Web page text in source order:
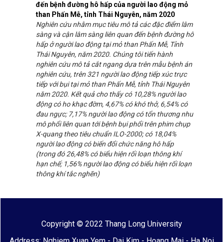
đến bệnh đường hô hấp của người lao động mỏ
than Phấn Mễ, tỉnh Thái Nguyên, năm 2020
Nghiên cứu nhằm mục tiêu mô tả các đặc điểm lâm
sàng và cận lâm sàng liên quan đến bệnh đường hô
hấp ở người lao động tại mỏ than Phấn Mễ, Tỉnh
Thái Nguyên, năm 2020. Chúng tôi tiến hành
nghiên cứu mô tả cắt ngang dựa trên mẫu bệnh án
nghiên cứu, trên 321 người lao động tiếp xúc trực
tiếp với bụi tại mỏ than Phấn Mễ, tỉnh Thái Nguyên
năm 2020. Kết quả cho thấy có 10,28% người lao
động có ho khạc đờm, 4,67% có khó thở, 6,54% có
đau ngực; 7,17% người lao động có tổn thương nhu
mô phổi liên quan tới bệnh bụi phổi trên phim chụp
X-quang theo tiêu chuẩn ILO-2000; có 18,04%
người lao động có biến đổi chức năng hô hấp
(trong đó 26,48% có biểu hiện rối loạn thông khí
hạn chế; 1,56% người lao động có biểu hiện rối loạn
thông khí tắc nghẽn)
Copyright © 2022 Thang Long University